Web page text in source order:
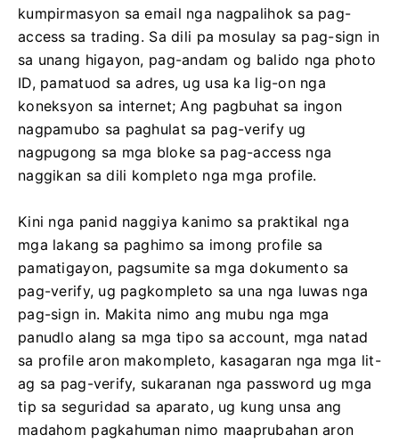
kumpirmasyon sa email nga nagpalihok sa pag-
access sa trading. Sa dili pa mosulay sa pag-sign in
sa unang higayon, pag-andam og balido nga photo
ID, pamatuod sa adres, ug usa ka lig-on nga
koneksyon sa internet; Ang pagbuhat sa ingon
nagpamubo sa paghulat sa pag-verify ug
nagpugong sa mga bloke sa pag-access nga
naggikan sa dili kompleto nga mga profile.
Kini nga panid naggiya kanimo sa praktikal nga
mga lakang sa paghimo sa imong profile sa
pamatigayon, pagsumite sa mga dokumento sa
pag-verify, ug pagkompleto sa una nga luwas nga
pag-sign in. Makita nimo ang mubu nga mga
panudlo alang sa mga tipo sa account, mga natad
sa profile aron makompleto, kasagaran nga mga lit-
ag sa pag-verify, sukaranan nga password ug mga
tip sa seguridad sa aparato, ug kung unsa ang
madahom pagkahuman nimo maaprubahan aron